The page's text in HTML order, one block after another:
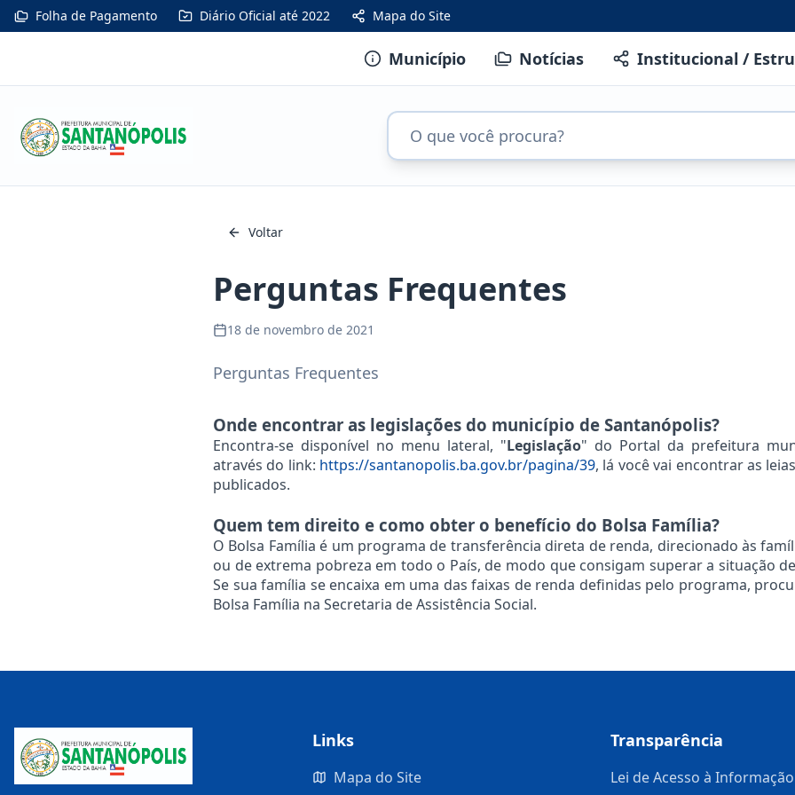
Folha de Pagamento Diário Oficial até 2022 Mapa do Site
Município Notícias Institucional /
Voltar
Perguntas Frequentes
18 de novembro de 2021
Perguntas Frequentes
Onde encontrar as legislações do município de Santanópolis?
Encontra-se disponível no menu lateral, "Legislação" do Portal da prefeitura
através do link: https://santanopolis.ba.gov.br/pagina/39, lá você vai encontrar as
publicados.
Quem tem direito e como obter o benefício do Bolsa Família?
O Bolsa Família é um programa de transferência direta de renda, direcionado às
ou de extrema pobreza em todo o País, de modo que consigam superar a situação
Se sua família se encaixa em uma das faixas de renda definidas pelo programa,
Bolsa Família na Secretaria de Assistência Social.
Links
Mapa do Site
Transparência
Lei de Acesso à Informação